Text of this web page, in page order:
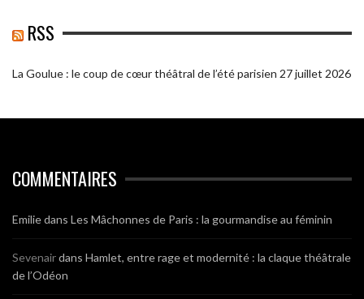
RSS
La Goulue : le coup de cœur théâtral de l’été parisien 27 juillet 2026
COMMENTAIRES
Emiliedans Les Mâchonnes de Paris : la gourmandise au féminin
Sevenairdans Hamlet, entre rage et modernité : la claque théâtrale
de l’Odéon